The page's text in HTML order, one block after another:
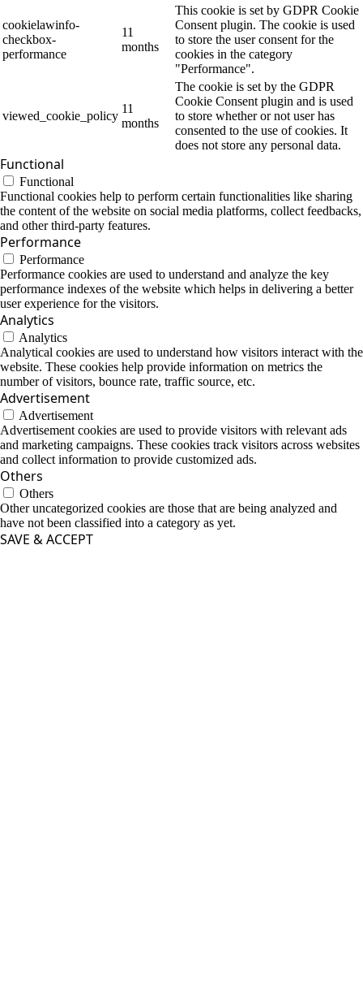
cookielawinfo-
checkbox-
performance
11
months
This cookie is set by GDPR Cookie
Consent plugin. The cookie is used
to store the user consent for the
cookies in the category
"Performance".
viewed_cookie_policy
11
months
The cookie is set by the GDPR
Cookie Consent plugin and is used
to store whether or not user has
consented to the use of cookies. It
does not store any personal data.
Functional
Functional
Functional cookies help to perform certain functionalities like sharing
the content of the website on social media platforms, collect feedbacks,
and other third-party features.
Performance
Performance
Performance cookies are used to understand and analyze the key
performance indexes of the website which helps in delivering a better
user experience for the visitors.
Analytics
Analytics
Analytical cookies are used to understand how visitors interact with the
website. These cookies help provide information on metrics the
number of visitors, bounce rate, traffic source, etc.
Advertisement
Advertisement
Advertisement cookies are used to provide visitors with relevant ads
and marketing campaigns. These cookies track visitors across websites
and collect information to provide customized ads.
Others
Others
Other uncategorized cookies are those that are being analyzed and
have not been classified into a category as yet.
SAVE & ACCEPT